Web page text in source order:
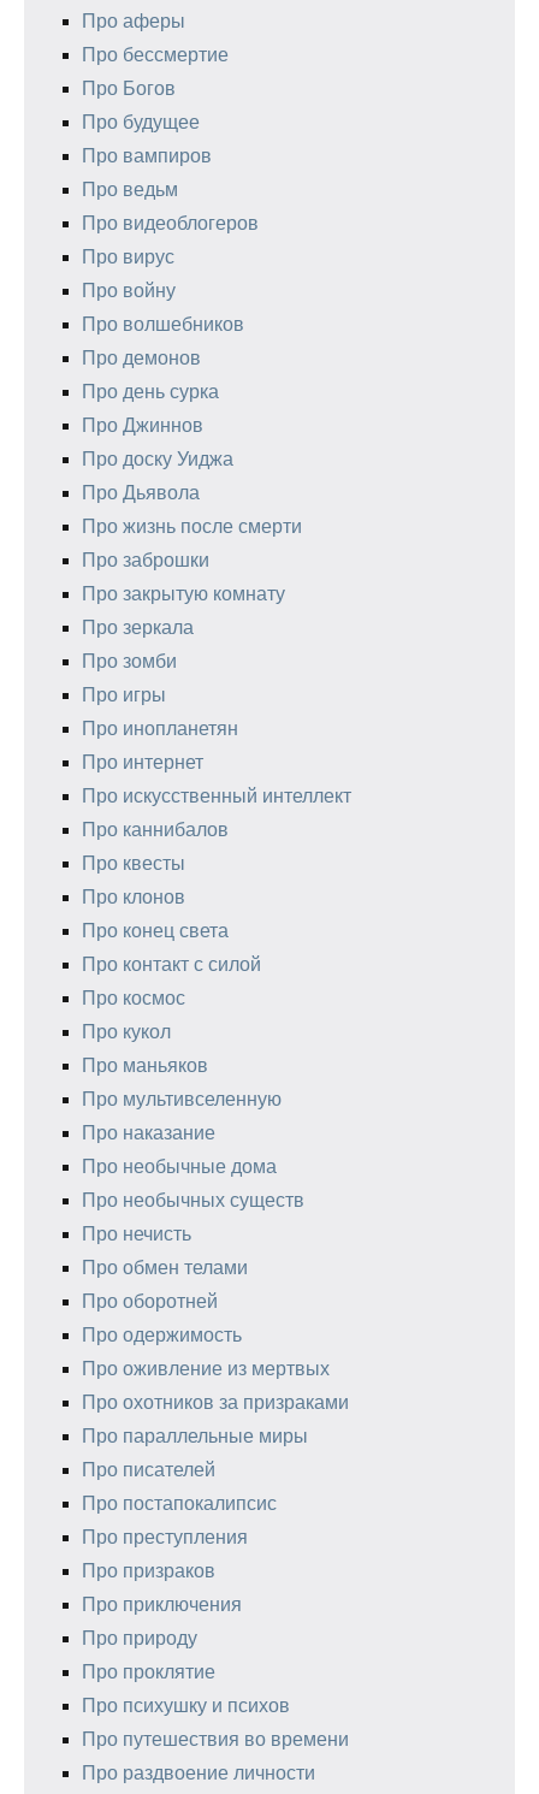
Про аферы
Про бессмертие
Про Богов
Про будущее
Про вампиров
Про ведьм
Про видеоблогеров
Про вирус
Про войну
Про волшебников
Про демонов
Про день сурка
Про Джиннов
Про доску Уиджа
Про Дьявола
Про жизнь после смерти
Про заброшки
Про закрытую комнату
Про зеркала
Про зомби
Про игры
Про инопланетян
Про интернет
Про искусственный интеллект
Про каннибалов
Про квесты
Про клонов
Про конец света
Про контакт с силой
Про космос
Про кукол
Про маньяков
Про мультивселенную
Про наказание
Про необычные дома
Про необычных существ
Про нечисть
Про обмен телами
Про оборотней
Про одержимость
Про оживление из мертвых
Про охотников за призраками
Про параллельные миры
Про писателей
Про постапокалипсис
Про преступления
Про призраков
Про приключения
Про природу
Про проклятие
Про психушку и психов
Про путешествия во времени
Про раздвоение личности